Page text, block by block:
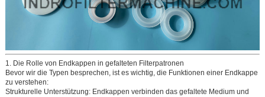
1. Die Rolle von Endkappen in gefalteten Filterpatronen
Bevor wir die Typen besprechen, ist es wichtig, die Funktionen einer Endkappe
zu verstehen:
Strukturelle Unterstützung:Endkappen verbinden das gefaltete Medium und